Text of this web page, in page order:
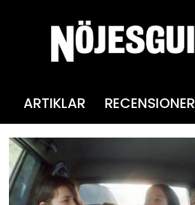
ARTIKLAR RECENSIONER